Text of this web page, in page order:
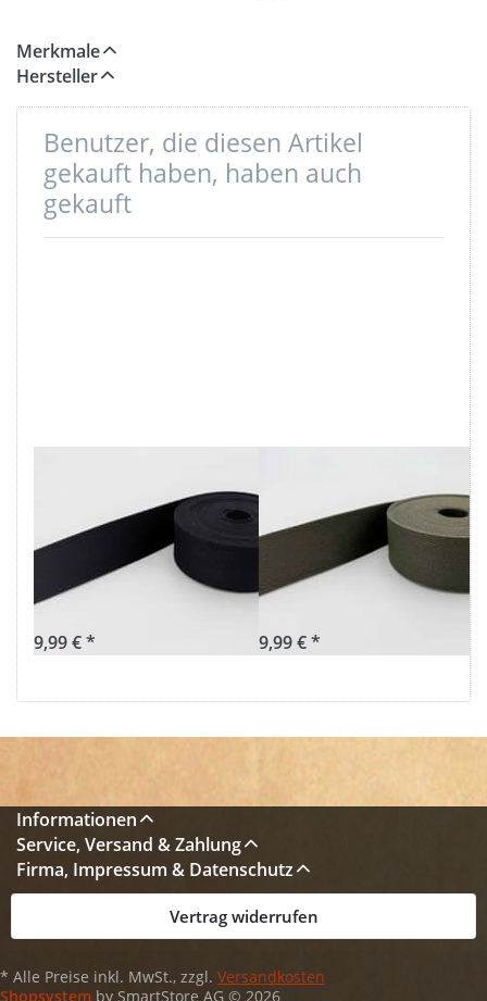
Merkmale
Hersteller
Benutzer, die diesen Artikel
gekauft haben, haben auch
gekauft
Taschenband -
40mm breit -
Fischgrät
schwarz uni 1
9,99 € *
Taschenband -
40mm breit -
Fischgrät khaki
uni 196
9,99 € *
Informationen
Service, Versand & Zahlung
Firma, Impressum & Datenschutz
Vertrag widerrufen
* Alle Preise inkl. MwSt., zzgl. Versandkosten
Shopsystem by SmartStore AG © 2026